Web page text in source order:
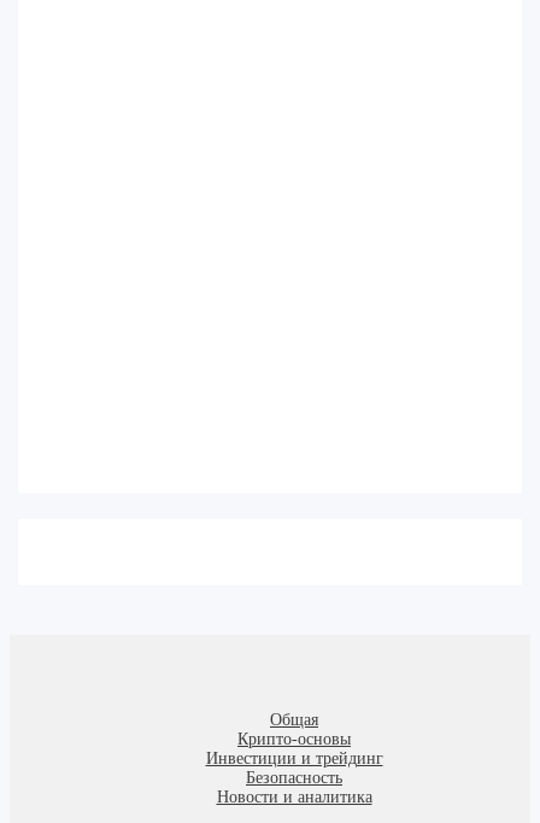
Общая
Крипто-основы
Инвестиции и трейдинг
Безопасность
Новости и аналитика